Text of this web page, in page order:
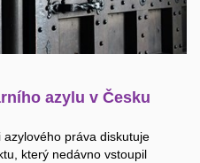
azylu v Česku
práva diskutuje
který nedávno vstoupil